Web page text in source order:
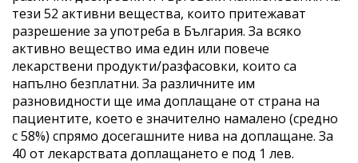
тези 52 активни вещества, които притежават
разрешение за употреба в България. За всяко
активно вещество има един или повече
лекарствени продукти/разфасовки, които са
напълно безплатни. За различните им
разновидности ще има доплащане от страна на
пациентите, което е значително намалено (средно
с 58%) спрямо досегашните нива на доплащане. За
40 от лекарствата доплащането е под 1 лев.